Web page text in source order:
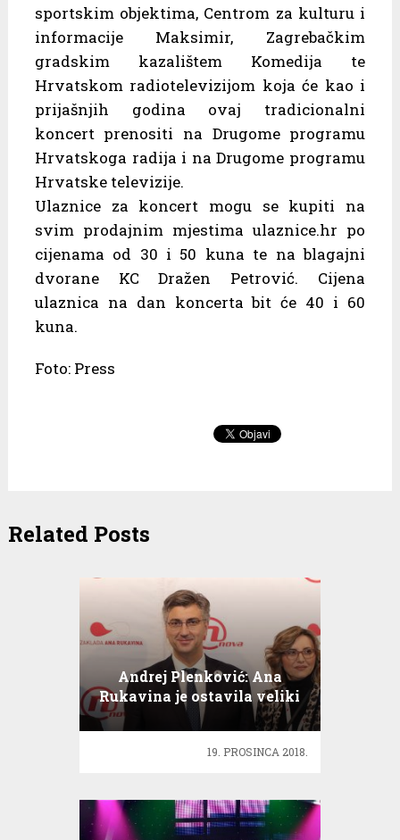
sportskim objektima, Centrom za kulturu i
informacije Maksimir, Zagrebačkim
gradskim kazalištem Komedija te
Hrvatskom radiotelevizijom koja će kao i
prijašnjih godina ovaj tradicionalni
koncert prenositi na Drugome programu
Hrvatskoga radija i na Drugome programu
Hrvatske televizije.
Ulaznice za koncert mogu se kupiti na
svim prodajnim mjestima ulaznice.hr po
cijenama od 30 i 50 kuna te na blagajni
dvorane KC Dražen Petrović. Cijena
ulaznica na dan koncerta bit će 40 i 60
kuna.
Foto: Press
Related Posts
Andrej Plenković: Ana
Rukavina je ostavila veliki
trag, ljubav i veliku želju za
život
19. PROSINCA 2018.